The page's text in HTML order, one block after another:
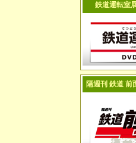
鉄道運転室
隔週刊 鉄道 前